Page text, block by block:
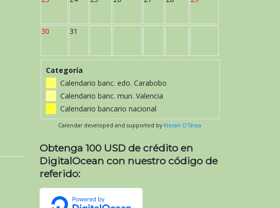
30 31
Categoría
Calendario banc. edo. Carabobo
Calendario banc. mun. Valencia
Calendario bancario nacional
Calendar developed and supported by Kieran O'Shea
Obtenga 100 USD de crédito en
DigitalOcean con nuestro código de
referido: